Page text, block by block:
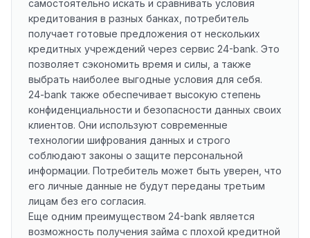
самостоятельно искать и сравнивать условия
кредитования в разных банках, потребитель
получает готовые предложения от нескольких
кредитных учреждений через сервис 24-bank. Это
позволяет сэкономить время и силы, а также
выбрать наиболее выгодные условия для себя.
24-bank также обеспечивает высокую степень
конфиденциальности и безопасности данных своих
клиентов. Они используют современные
технологии шифрования данных и строго
соблюдают законы о защите персональной
информации. Потребитель может быть уверен, что
его личные данные не будут переданы третьим
лицам без его согласия.
Еще одним преимуществом 24-bank является
возможность получения займа с плохой кредитной